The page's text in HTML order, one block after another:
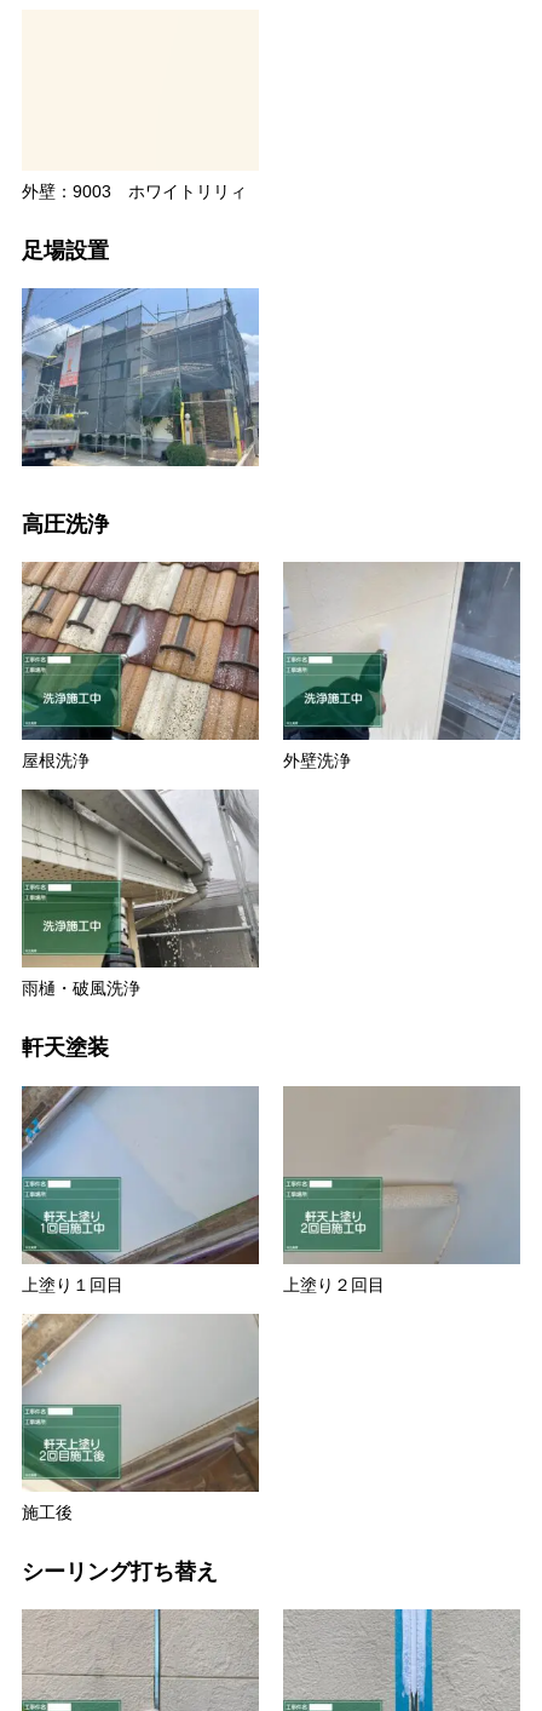
外壁：9003 ホワイトリリィ
足場設置
高圧洗浄
屋根洗浄 外壁洗浄
雨樋・破風洗浄
軒天塗装
上塗り１回目 上塗り２回目
施工後
シーリング打ち替え